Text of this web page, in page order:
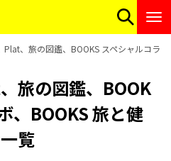
Plat、旅の図鑑、BOOKS スペシャルコラ
旅の図鑑、BOOK
、BOOKS 旅と健
覧